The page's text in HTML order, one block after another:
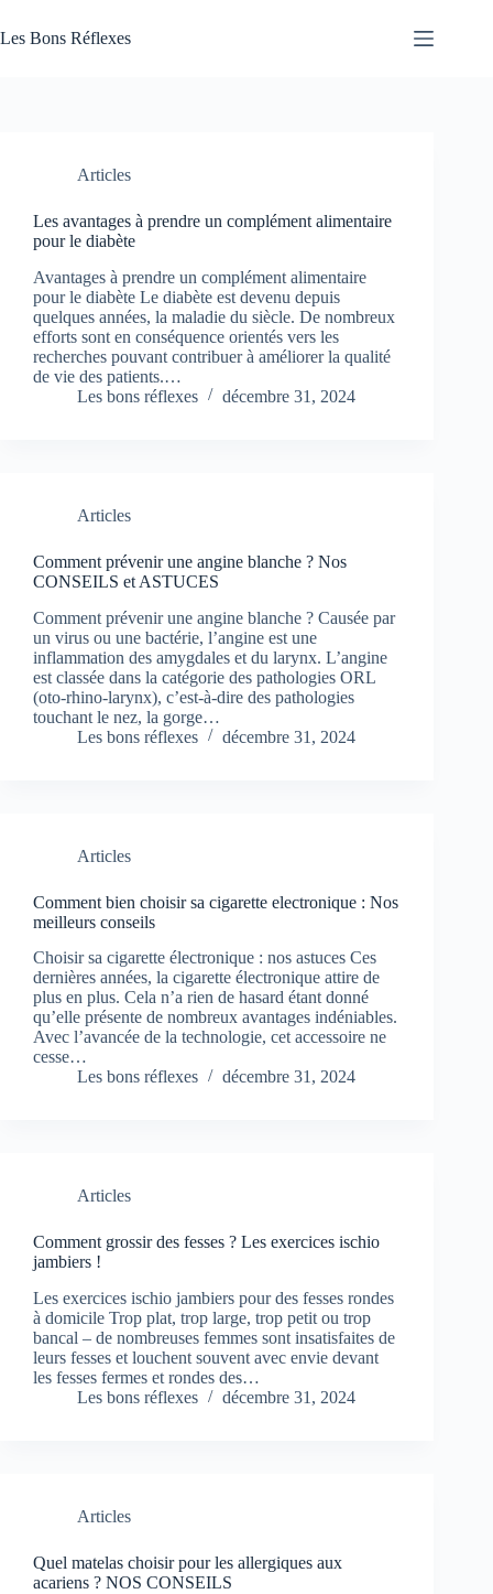
au
contenu
Les Bons Réflexes
Articles
Les avantages à prendre un complément alimentaire
pour le diabète
Avantages à prendre un complément alimentaire
pour le diabète Le diabète est devenu depuis
quelques années, la maladie du siècle. De nombreux
efforts sont en conséquence orientés vers les
recherches pouvant contribuer à améliorer la qualité
de vie des patients.…
Les bons réflexes
décembre 31, 2024
Articles
Comment prévenir une angine blanche ? Nos
CONSEILS et ASTUCES
Comment prévenir une angine blanche ? Causée par
un virus ou une bactérie, l’angine est une
inflammation des amygdales et du larynx. L’angine
est classée dans la catégorie des pathologies ORL
(oto-rhino-larynx), c’est-à-dire des pathologies
touchant le nez, la gorge…
Les bons réflexes
décembre 31, 2024
Articles
Comment bien choisir sa cigarette electronique : Nos
meilleurs conseils
Choisir sa cigarette électronique : nos astuces Ces
dernières années, la cigarette électronique attire de
plus en plus. Cela n’a rien de hasard étant donné
qu’elle présente de nombreux avantages indéniables.
Avec l’avancée de la technologie, cet accessoire ne
cesse…
Les bons réflexes
décembre 31, 2024
Articles
Comment grossir des fesses ? Les exercices ischio
jambiers !
Les exercices ischio jambiers pour des fesses rondes
à domicile Trop plat, trop large, trop petit ou trop
bancal – de nombreuses femmes sont insatisfaites de
leurs fesses et louchent souvent avec envie devant
les fesses fermes et rondes des…
Les bons réflexes
décembre 31, 2024
Articles
Quel matelas choisir pour les allergiques aux
acariens ? NOS CONSEILS